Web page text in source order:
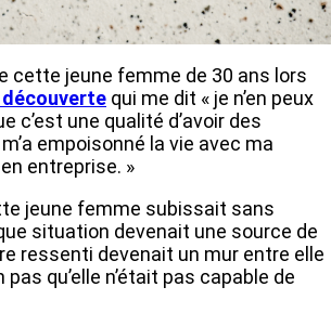
cette jeune femme de 30 ans lors
découverte qui me dit « je n’en peux
c’est une qualité d’avoir des
empoisonné la vie avec ma
entreprise. »
jeune femme subissait sans
situation devenait une source de
ressenti devenait un mur entre elle
qu’elle n’était pas capable de